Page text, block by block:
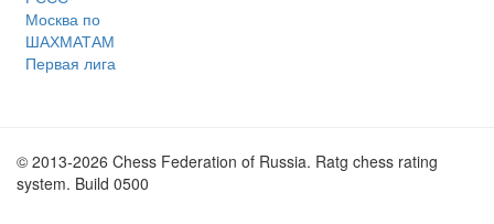
Москва по
ШАХМАТАМ
Первая лига
© 2013-2026 Chess Federation of Russia. Ratg chess rating
system. Build 0500